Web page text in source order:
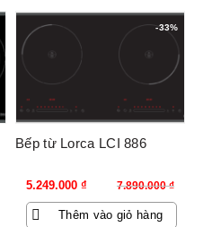
-33%
Bếp từ Lorca LCI 886
7.890.000₫
Giá
gốc
là:
5.249.000 ₫
Giá
hiện
tại
Thêm vào giỏ hàng